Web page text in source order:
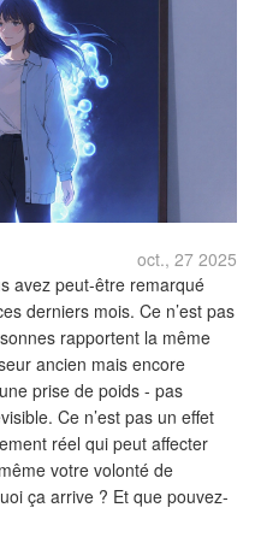
oct., 27 2025
avez peut-être remarqué
derniers mois. Ce n’est pas
rapportent la même
ancien mais encore
prise de poids - pas
Ce n’est pas un effet
réel qui peut affecter
votre volonté de
ça arrive ? Et que pouvez-